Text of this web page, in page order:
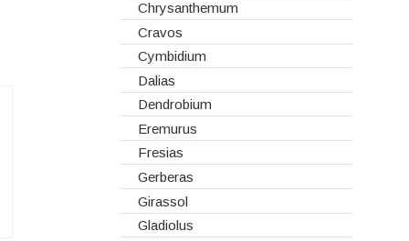
Madeiras
Spray
Tabuleiros/Bases
Telas/Tecidos
Vidros
Chrysanthemum
Cravos
Cymbidium
Dalias
Dendrobium
Eremurus
Fresias
Gerberas
Girassol
Gladiolus